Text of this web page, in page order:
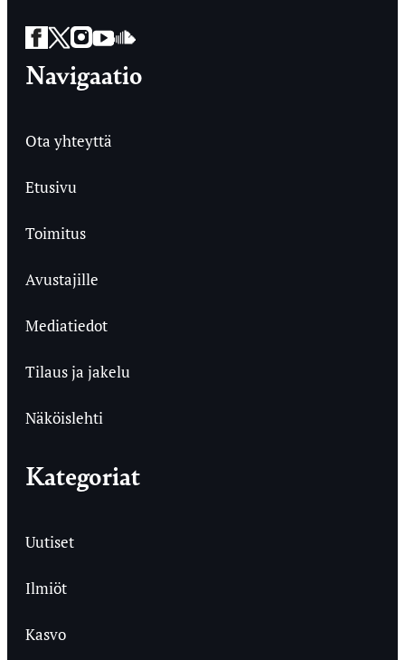
Facebook
Twitter
Instagram
YouTube
SoundCloud
Navigaatio
Ota yhteyttä
Etusivu
Toimitus
Avustajille
Mediatiedot
Tilaus ja jakelu
Näköislehti
Kategoriat
Uutiset
Ilmiöt
Kasvo